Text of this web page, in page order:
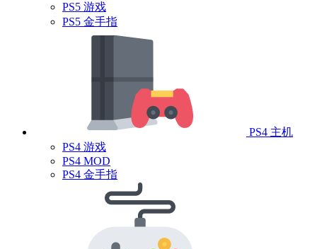
PS5 游戏
PS5 金手指
PS4 主机
PS4 游戏
PS4 MOD
PS4 金手指